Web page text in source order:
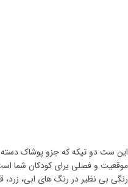
این ست دو تیکه که جزو پوشاک دسته
موقعیت و فصلی برای کودکان شما
رنگی بی نظیر در رنگ های ابی، زرد،